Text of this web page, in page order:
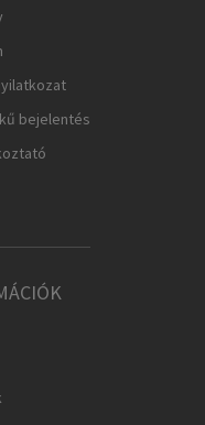
bejelentés